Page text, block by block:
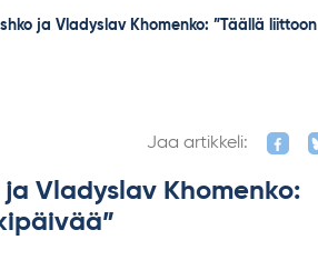
ja Vladyslav Khomenko: ”Täällä liittoon
Jaa artikkeli:
Vladyslav Khomenko: